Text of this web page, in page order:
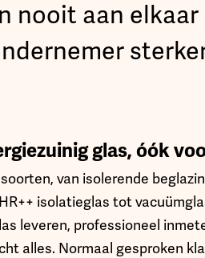
nooit aan
glas, óók
van isolerende
isolatieglas tot
leveren, professioneel
alles. Normaal gesproken